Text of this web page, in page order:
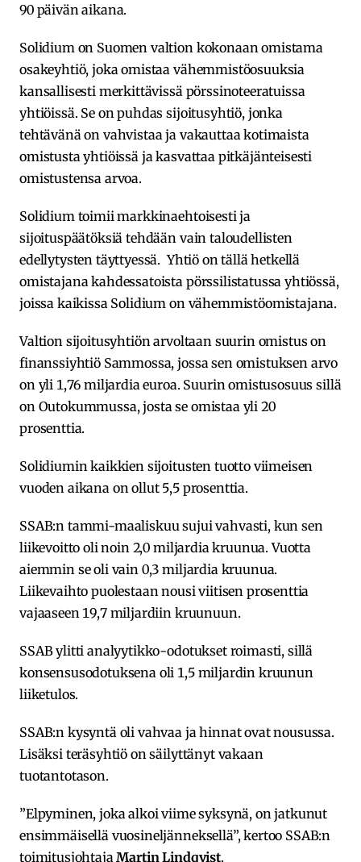
90 päivän aikana.
Solidium on Suomen valtion kokonaan omistama
osakeyhtiö, joka omistaa vähemmistöosuuksia
kansallisesti merkittävissä pörssinoteeratuissa
yhtiöissä. Se on puhdas sijoitusyhtiö, jonka
tehtävänä on vahvistaa ja vakauttaa kotimaista
omistusta yhtiöissä ja kasvattaa pitkäjänteisesti
omistustensa arvoa.
Solidium toimii markkinaehtoisesti ja
sijoituspäätöksiä tehdään vain taloudellisten
edellytysten täyttyessä. Yhtiö on tällä hetkellä
omistajana kahdessatoista pörssilistatussa yhtiössä,
joissa kaikissa Solidium on vähemmistöomistajana.
Valtion sijoitusyhtiön arvoltaan suurin omistus on
finanssiyhtiö Sammossa, jossa sen omistuksen arvo
on yli 1,76 miljardia euroa. Suurin omistusosuus sillä
on Outokummussa, josta se omistaa yli 20
prosenttia.
Solidiumin kaikkien sijoitusten tuotto viimeisen
vuoden aikana on ollut 5,5 prosenttia.
SSAB:n tammi-maaliskuu sujui vahvasti, kun sen
liikevoitto oli noin 2,0 miljardia kruunua. Vuotta
aiemmin se oli vain 0,3 miljardia kruunua.
Liikevaihto puolestaan nousi viitisen prosenttia
vajaaseen 19,7 miljardiin kruunuun.
SSAB ylitti analyytikko-odotukset roimasti, sillä
konsensusodotuksena oli 1,5 miljardin kruunun
liiketulos.
SSAB:n kysyntä oli vahvaa ja hinnat ovat nousussa.
Lisäksi teräsyhtiö on säilyttänyt vakaan
tuotantotason.
”Elpyminen, joka alkoi viime syksynä, on jatkunut
ensimmäisellä vuosineljänneksellä”, kertoo SSAB:n
toimitusjohtajaMartin Lindqvist.